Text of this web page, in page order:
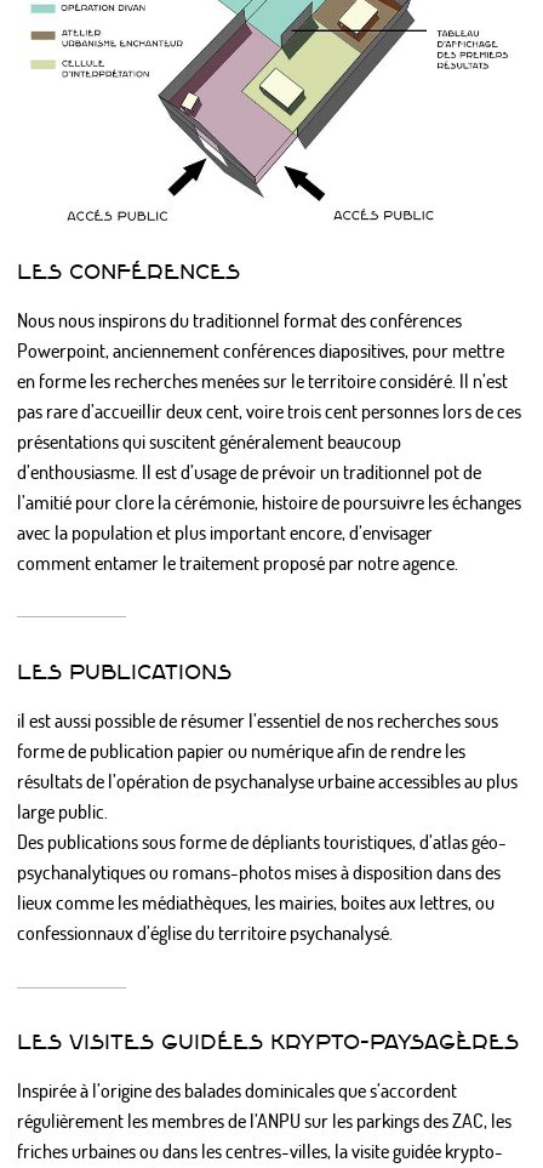
LES CONFÉRENCES
Nous nous inspirons du traditionnel format des conférences
Powerpoint, anciennement conférences diapositives, pour mettre
en forme les recherches menées sur le territoire considéré. Il n’est
pas rare d’accueillir deux cent, voire trois cent personnes lors de ces
présentations qui suscitent généralement beaucoup
d’enthousiasme. Il est d’usage de prévoir un traditionnel pot de
l’amitié pour clore la cérémonie, histoire de poursuivre les échanges
avec la population et plus important encore, d’envisager
comment entamer le traitement proposé par notre agence.
LES PUBLICATIONS
il est aussi possible de résumer l’essentiel de nos recherches sous
forme de publication papier ou numérique afin de rendre les
résultats de l’opération de psychanalyse urbaine accessibles au plus
large public.
Des publications sous forme de dépliants touristiques, d’atlas géo-
psychanalytiques ou romans-photos mises à disposition dans des
lieux comme les médiathèques, les mairies, boites aux lettres, ou
confessionnaux d’église du territoire psychanalysé.
LES VISITES GUIDÉES KRYPTO-PAYSAGÈRES
Inspirée à l’origine des balades dominicales que s’accordent
régulièrement les membres de l’ANPU sur les parkings des ZAC, les
friches urbaines ou dans les centres-villes, la visite guidée krypto-